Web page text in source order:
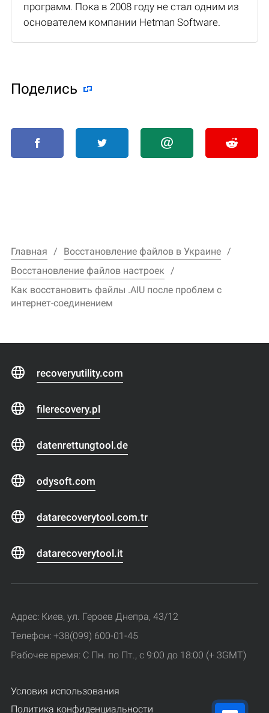
программ. Пока в 2008 году не стал одним из
основателем компании Hetman Software.
Поделиcь
Главная
Восстановление файлов в Украине
Восстановление файлов настроек
Как восстановить файлы .AIU после проблем с
интернет-соединением
recoveryutility.com
filerecovery.pl
datenrettungtool.de
odysoft.com
datarecoverytool.com.tr
datarecoverytool.it
Адрес: Киев, ул. Героев Днепра, 43/12
Телефон: +38(099) 600-01-45
Рабочее время: С Пн. по Пт., с 9:00 до 18:00 (+ 3GMT)
Условия использования
Политика конфиденциальности